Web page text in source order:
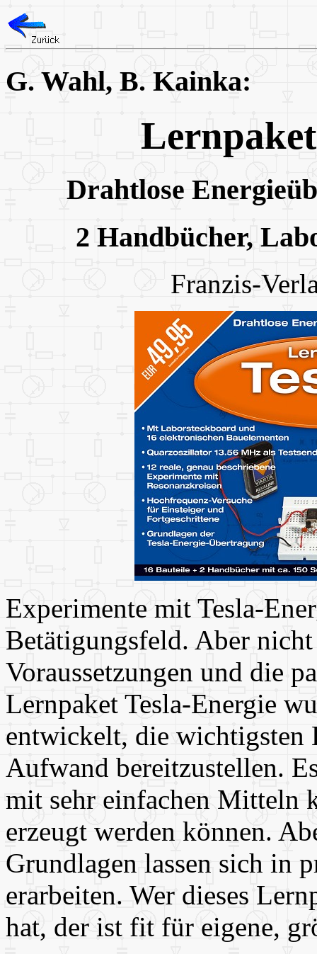
G. Wahl, B. Kainka:
Drahtlose
2 Handbücher,
Franzis-
Experimente mit Tesla-
Betätigungsfeld. Aber
Voraussetzungen und die
Lernpaket Tesla-Energie
entwickelt, die wichtigsten
Aufwand bereitzustellen.
mit sehr einfachen Mitteln
erzeugt werden können.
Grundlagen lassen sich in
erarbeiten. Wer dieses
hat, der ist fit für eigene,